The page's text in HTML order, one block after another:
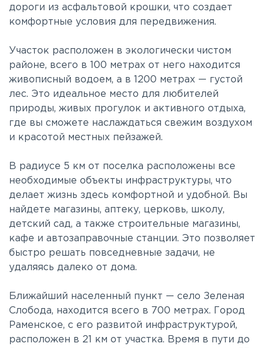
дороги из асфальтовой крошки, что создает
комфортные условия для передвижения.
Участок расположен в экологически чистом
районе, всего в 100 метрах от него находится
живописный водоем, а в 1200 метрах — густой
лес. Это идеальное место для любителей
природы, живых прогулок и активного отдыха,
где вы сможете наслаждаться свежим воздухом
и красотой местных пейзажей.
В радиусе 5 км от поселка расположены все
необходимые объекты инфраструктуры, что
делает жизнь здесь комфортной и удобной. Вы
найдете магазины, аптеку, церковь, школу,
детский сад, а также строительные магазины,
кафе и автозаправочные станции. Это позволяет
быстро решать повседневные задачи, не
удаляясь далеко от дома.
Ближайший населенный пункт — село Зеленая
Слобода, находится всего в 700 метрах. Город
Раменское, с его развитой инфраструктурой,
расположен в 21 км от участка. Время в пути до